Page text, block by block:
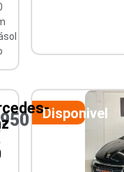
Disponivel